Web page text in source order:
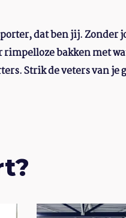
dat ben jij. Zonder
rimpelloze bakken met
Strik de veters van je